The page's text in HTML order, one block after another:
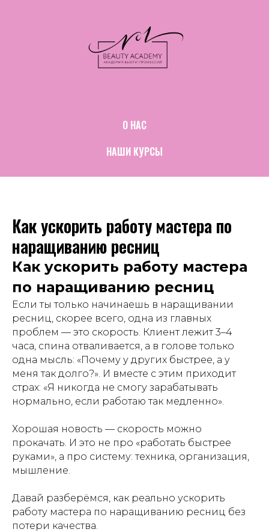
О НАС
НАШИ КУРСЫ
Как ускорить работу мастера по
наращиванию ресниц
Как ускорить работу мастера
по наращиванию ресниц
Если ты только начинаешь в наращивании
ресниц, скорее всего, одна из главных
проблем — это скорость. Клиент лежит 3–4
часа, спина отваливается, а в голове только
одна мысль: «Почему у других быстрее, а у
меня так долго?». И вместе с этим приходит
страх: «Я никогда не смогу зарабатывать
нормально, если работаю так медленно».
Хорошая новость — скорость можно
прокачать. И это не про «работать быстрее
руками», а про систему: техника, организация,
мышление.
Давай разберёмся, как реально ускорить
работу мастера по наращиванию ресниц без
потери качества.